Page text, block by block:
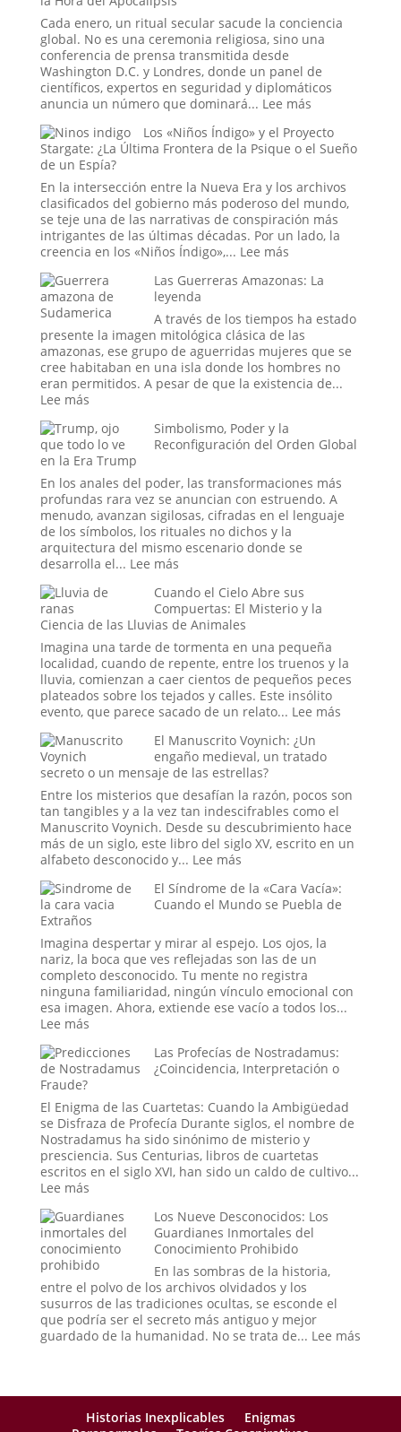
¿La
Estadística
más
Espeluznante
de
la
Blanca
o
Mito
más
Perverso?
Cada enero, un ritual secular sacude la conciencia
global. No es una ceremonia religiosa, sino una
conferencia de prensa transmitida desde
Washington D.C. y Londres, donde un panel de
científicos, expertos en seguridad y diplomáticos
anuncia un número que dominará... Lee más:
Ritual
del
del
Mundo:
Dentro
de
donde
Decide
la
Hora
del
Apocalipsis
Los «Niños Índigo» y el Proyecto
Stargate: ¿La Última Frontera de la Psique o el Sueño
de un Espía?
En la intersección entre la Nueva Era y los archivos
clasificados del gobierno más poderoso del mundo,
se teje una de las narrativas de conspiración más
intrigantes de las últimas décadas. Por un lado, la
creencia en los «Niños Índigo»,... Lee más:
«Niños
y
el
Proyecto
Stargate:
¿La
de
la
o
el
Sueño
de
un
Espía?
Las Guerreras Amazonas: La
leyenda
A través de los tiempos ha estado
presente la imagen mitológica clásica de las
amazonas, ese grupo de aguerridas mujeres que se
cree habitaban en una isla donde los hombres no
eran permitidos. A pesar de que la existencia de...
Lee más:
Guerreras
Amazonas:
La
leyenda
Simbolismo, Poder y la
Reconfiguración del Orden Global
en la Era Trump
En los anales del poder, las transformaciones más
profundas rara vez se anuncian con estruendo. A
menudo, avanzan sigilosas, cifradas en el lenguaje
de los símbolos, los rituales no dichos y la
arquitectura del mismo escenario donde se
desarrolla el... Lee más:
Poder
y
la
Reconfiguración
del
Orden
Global
en
Era
Trump
Cuando el Cielo Abre sus
Compuertas: El Misterio y la
Ciencia de las Lluvias de Animales
Imagina una tarde de tormenta en una pequeña
localidad, cuando de repente, entre los truenos y la
lluvia, comienzan a caer cientos de pequeños peces
plateados sobre los tejados y calles. Este insólito
evento, que parece sacado de un relato... Lee más:
sus
El
Misterio
Ciencia
de
El Manuscrito Voynich: ¿Un
engaño medieval, un tratado
secreto o un mensaje de las estrellas?
Entre los misterios que desafían la razón, pocos son
tan tangibles y a la vez tan indescifrables como el
Manuscrito Voynich. Desde su descubrimiento hace
más de un siglo, este libro del siglo XV, escrito en un
alfabeto desconocido y... Lee más:
Manuscrito
Voynich:
engaño
medieval,
un
tratado
secreto
mensaje
de
estrellas?
El Síndrome de la «Cara Vacía»:
Cuando el Mundo se Puebla de
Extraños
Imagina despertar y mirar al espejo. Los ojos, la
nariz, la boca que ves reflejadas son las de un
completo desconocido. Tu mente no registra
ninguna familiaridad, ningún vínculo emocional con
esa imagen. Ahora, extiende ese vacío a todos los...
Lee más:
Síndrome
de
«Cara
Vacía»:
Cuando
el
Mundo
se
de
Extraños
Las Profecías de Nostradamus:
¿Coincidencia, Interpretación o
Fraude?
El Enigma de las Cuartetas: Cuando la Ambigüedad
se Disfraza de Profecía Durante siglos, el nombre de
Nostradamus ha sido sinónimo de misterio y
presciencia. Sus Centurias, libros de cuartetas
escritos en el siglo XVI, han sido un caldo de cultivo...
Lee más:
Profecías
de
Nostradamus:
¿Coincidencia,
Interpretación
o
Fraude?
Los Nueve Desconocidos: Los
Guardianes Inmortales del
Conocimiento Prohibido
En las sombras de la historia,
entre el polvo de los archivos olvidados y los
susurros de las tradiciones ocultas, se esconde el
que podría ser el secreto más antiguo y mejor
guardado de la humanidad. No se trata de... Lee más:
Los
Historias Inexplicables
Enigmas